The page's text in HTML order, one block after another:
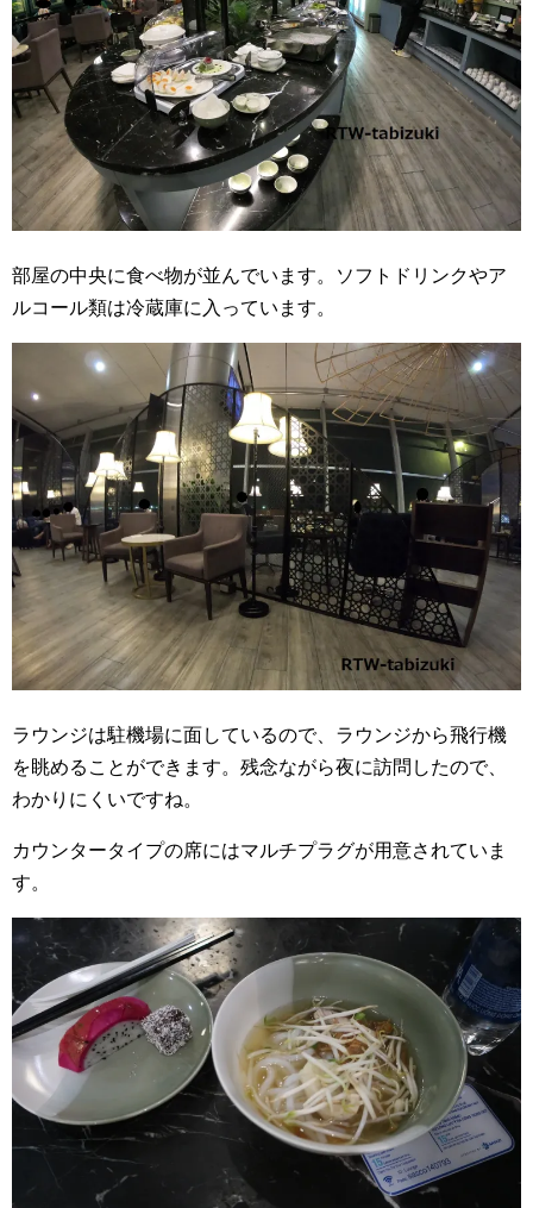
部屋の中央に食べ物が並んでいます。ソフトドリンクやア
ルコール類は冷蔵庫に入っています。
ラウンジは駐機場に面しているので、ラウンジから飛行機
を眺めることができます。残念ながら夜に訪問したので、
わかりにくいですね。
カウンタータイプの席にはマルチプラグが用意されていま
す。